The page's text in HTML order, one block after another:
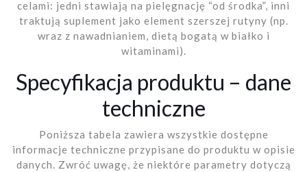
celami: jedni stawiają na pielęgnację “od środka”, inni
traktują suplement jako element szerszej rutyny (np.
wraz z nawadnianiem, dietą bogatą w białko i
witaminami).
Specyfikacja produktu – dane
techniczne
Poniższa tabela zawiera wszystkie dostępne
informacje techniczne przypisane do produktu w opisie
danych. Zwróć uwagę, że niektóre parametry dotyczą